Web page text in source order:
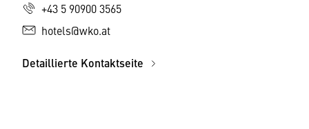
+43 5 90900 3565
hotels@wko.at
Detaillierte Kontaktseite